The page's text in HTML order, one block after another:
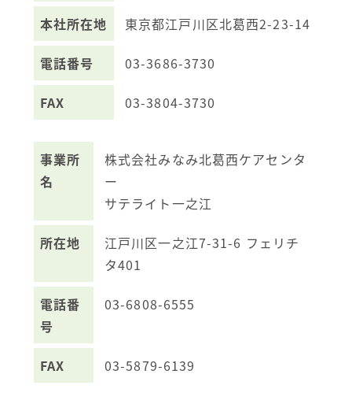
本社所在地 東京都江戸川区北葛西2-23-14
電話番号 03-3686-3730
FAX 03-3804-3730
事業所
名
株式会社みなみ北葛西ケアセンタ
ー
サテライト一之江
所在地
江戸川区一之江7-31-6 フェリチ
タ401
電話番
号
03-6808-6555
FAX 03-5879-6139